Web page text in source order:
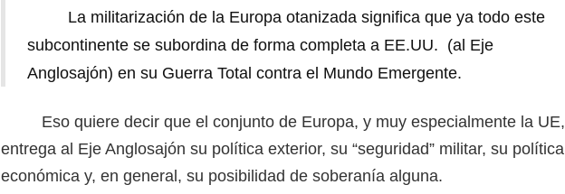
La militarización de la Europa otanizada significa que ya todo este
subcontinente se subordina de forma completa a EE.UU. (al Eje
Anglosajón) en su Guerra Total contra el Mundo Emergente.
Eso quiere decir que el conjunto de Europa, y muy especialmente la UE,
entrega al Eje Anglosajón su política exterior, su “seguridad” militar, su política
económica y, en general, su posibilidad de soberanía alguna.